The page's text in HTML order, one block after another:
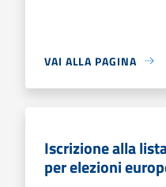
VAI ALLA PAGINA
Iscrizione alla
per elezioni